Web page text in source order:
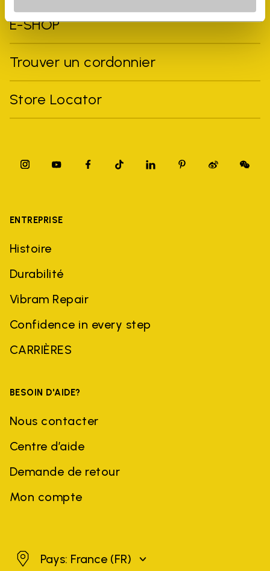
E-SHOP
Trouver un cordonnier
Store Locator
ENTREPRISE
Histoire
Durabilité
Vibram Repair
Confidence in every step
CARRIÈRES
BESOIN D'AIDE?
Nous contacter
Centre d’aide
Demande de retour
Mon compte
FrancePays: France (FR)